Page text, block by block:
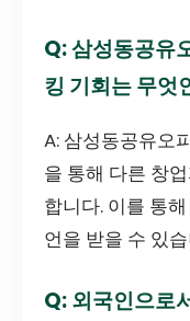
Q: 삼성동공유
킹 기회는 무엇
A: 삼성동공유오
을 통해 다른 창
합니다. 이를 통
언을 받을 수 있
Q: 외국인으로